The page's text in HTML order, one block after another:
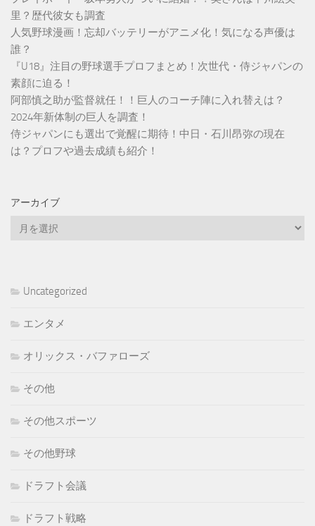
里？歴代彼女も調査
人気野球漫画！忘却バッテリーがアニメ化！気になる声優は
誰？
『U18』注目の野球選手プロフまとめ！次世代・侍ジャパンの
素顔に迫る！
阿部慎之助が監督就任！！巨人のコーチ陣に入れ替えは？
2024年新体制の巨人を調査！
侍ジャパンにも選出で覚醒に期待！中日・石川昂弥の現在
は？プロフや過去成績も紹介！
アーカイブ
ブ Uncategorized
エンタメ
オリックス・バファローズ
その他
その他スポーツ
その他野球
ドラフト会議
ドラフト戦略